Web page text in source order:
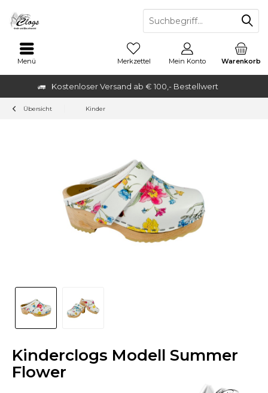
Kostenloser Versand ab € 100,- Bestellwert
Menü Warenkorb
Merkzettel Mein Konto
Übersicht Kinder
Kinderclogs Modell Summer
Flower